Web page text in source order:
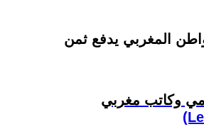
المغربي يدفع ثمن
وكاتب مغربي